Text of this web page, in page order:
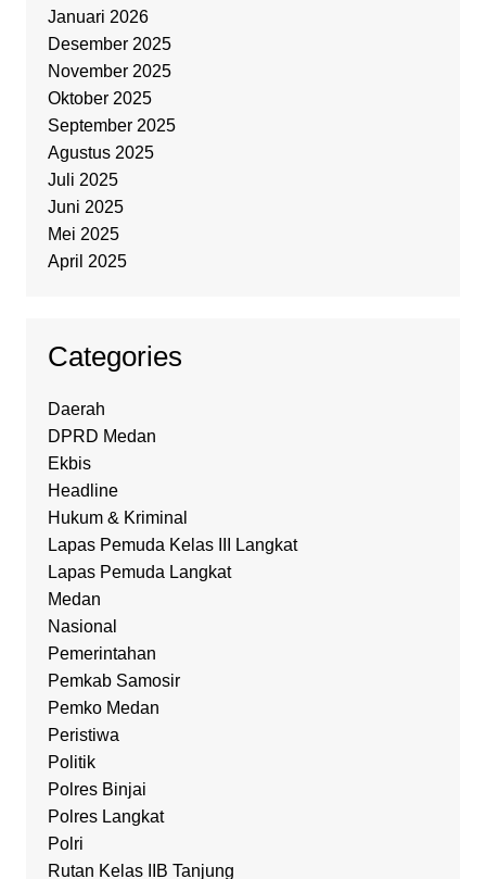
Januari 2026
Desember 2025
November 2025
Oktober 2025
September 2025
Agustus 2025
Juli 2025
Juni 2025
Mei 2025
April 2025
Categories
Daerah
DPRD Medan
Ekbis
Headline
Hukum & Kriminal
Lapas Pemuda Kelas III Langkat
Lapas Pemuda Langkat
Medan
Nasional
Pemerintahan
Pemkab Samosir
Pemko Medan
Peristiwa
Politik
Polres Binjai
Polres Langkat
Polri
Rutan Kelas IIB Tanjung